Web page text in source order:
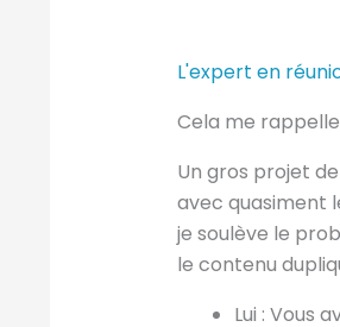
L'expert en
Cela me
Un gros projet
avec quasiment
je soulève le
le contenu
Lui : Vous